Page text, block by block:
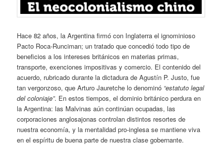
Hace 82 años, la Argentina firmó con Inglaterra el ignominioso
Pacto Roca-Runciman; un tratado que concedió todo tipo de
beneficios a los intereses británicos en materias primas,
transporte, exenciones impositivas y comercio. El contenido del
acuerdo, rubricado durante la dictadura de Agustín P. Justo, fue
tan vergonzoso, que Arturo Jauretche lo denominó “estatuto legal
del coloniaje”. En estos tiempos, el dominio británico perdura en
la Argentina: las Malvinas aún continúan ocupadas, las
corporaciones anglosajonas controlan distintos resortes de
nuestra economía, y la mentalidad pro-inglesa se mantiene viva
en el espíritu de buena parte de nuestra clase gobernante.